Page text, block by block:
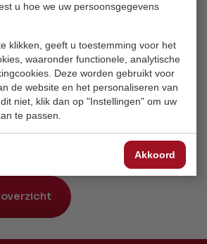
u hoe we uw persoonsgegevens
klikken, geeft u toestemming voor het
waaronder functionele, analytische
Deze worden gebruikt voor
de website en het personaliseren van
niet, klik dan op "Instellingen" om uw
te passen.
Akkoord
gesloten. Daarna kunt u ons
op werkdagen van 8.30 tot
vragen kunt u ons een mail sturen
deze houden wij
gaten.
begrip en zien jullie graag snel
pand!
overzicht